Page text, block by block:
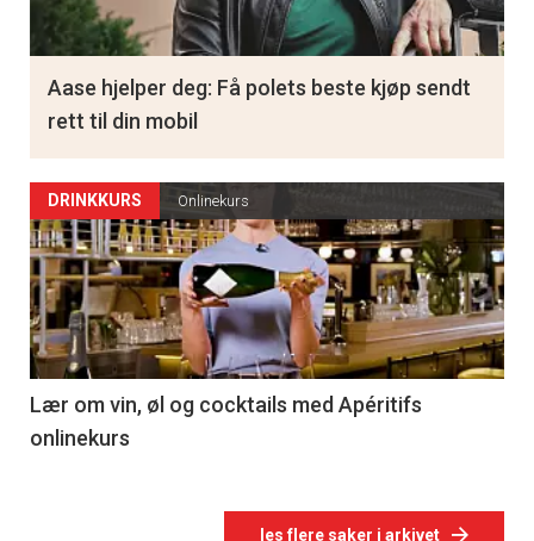
DRINKKURS Onlinekurs
Lær om vin, øl og cocktails med Apéritifs
onlinekurs
les flere saker i arkivet
Aase hjelper deg: Få polets beste kjøp sendt
rett til din mobil